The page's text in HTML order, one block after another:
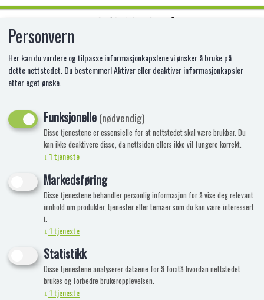
TECH DECK BONUS SK8 SHOP
MA-6028845
Personvern
Her kan du vurdere og tilpasse informasjonkapslene vi ønsker å bruke på
dette nettstedet. Du bestemmer! Aktiver eller deaktiver informasjonkapsler
etter eget ønske.
Funksjonelle(nødvendig)
Disse tjenestene er essensielle for at nettstedet skal være brukbar. Du
kan ikke deaktivere disse, da nettsiden ellers ikke vil fungere korrekt.
↓ 1tjeneste
Markedsføring
Disse tjenestene behandler personlig informasjon for å vise deg relevant
innhold om produkter, tjenester eller temaer som du kan være interessert
i.
↓ 1tjeneste
Statistikk
Disse tjenestene analyserer dataene for å forstå hvordan nettstedet
brukes og forbedre brukeropplevelsen.
↓ 1tjeneste